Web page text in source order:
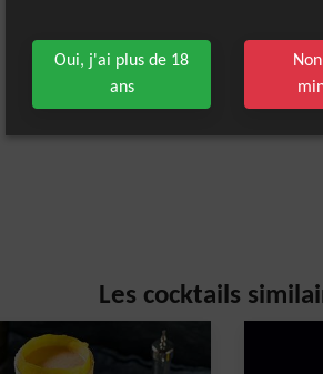
Les cocktails
Oui, j'ai plus de 18
ans